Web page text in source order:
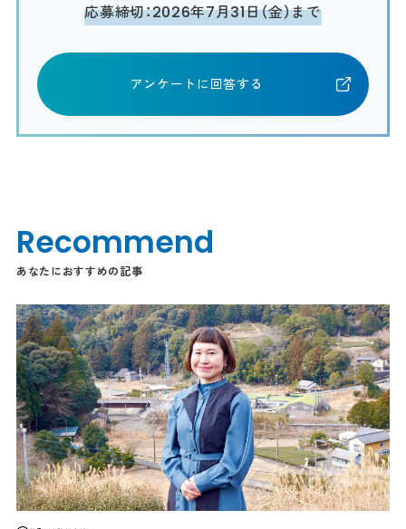
応募締切：2026年7月31日（金）まで
アンケートに回答する
Recommend
あなたにおすすめの記事